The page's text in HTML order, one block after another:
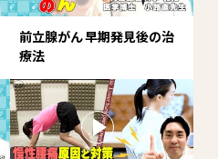
前立腺がん 早期発見後の治
療法